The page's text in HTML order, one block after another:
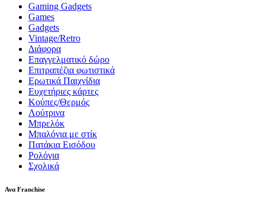
Gaming Gadgets
Games
Gadgets
Vintage/Retro
Διάφορα
Επαγγελματικό δώρο
Επιτραπέζια φωτιστικά
Ερωτικά Παιχνίδια
Ευχετήριες κάρτες
Κούπες/Θερμός
Λούτρινα
Μπρελόκ
Μπαλόνια με στίκ
Πατάκια Εισόδου
Ρολόγια
Σχολικά
Ανα Franchise